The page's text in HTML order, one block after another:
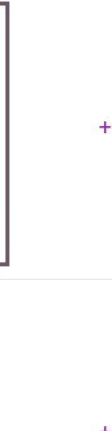
alergătorului
+
care acoperă